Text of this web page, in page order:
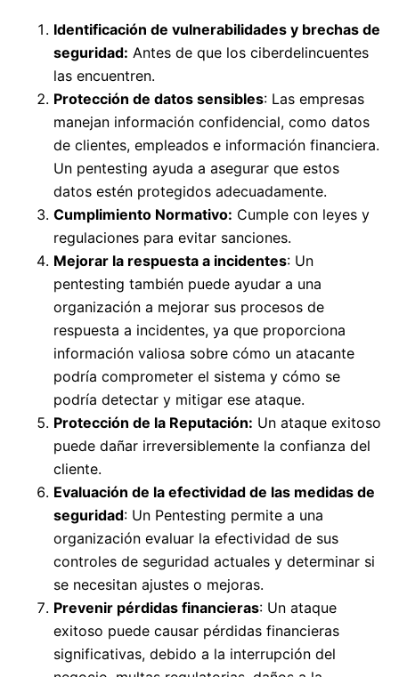
Identificación de vulnerabilidades y brechas de
seguridad: Antes de que los ciberdelincuentes
las encuentren.
Protección de datos sensibles: Las empresas
manejan información confidencial, como datos
de clientes, empleados e información financiera.
Un pentesting ayuda a asegurar que estos
datos estén protegidos adecuadamente.
Cumplimiento Normativo: Cumple con leyes y
regulaciones para evitar sanciones.
Mejorar la respuesta a incidentes: Un
pentesting también puede ayudar a una
organización a mejorar sus procesos de
respuesta a incidentes, ya que proporciona
información valiosa sobre cómo un atacante
podría comprometer el sistema y cómo se
podría detectar y mitigar ese ataque.
Protección de la Reputación: Un ataque exitoso
puede dañar irreversiblemente la confianza del
cliente.
Evaluación de la efectividad de las medidas de
seguridad: Un Pentesting permite a una
organización evaluar la efectividad de sus
controles de seguridad actuales y determinar si
se necesitan ajustes o mejoras.
Prevenir pérdidas financieras: Un ataque
exitoso puede causar pérdidas financieras
significativas, debido a la interrupción del